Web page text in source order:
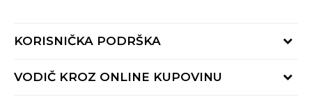
KORISNIČKA PODRŠKA
Provjeri status porudžbine
VODIČ KROZ ONLINE KUPOVINU